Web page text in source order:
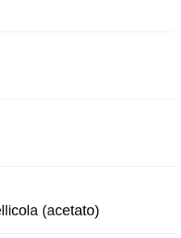
(acetato)